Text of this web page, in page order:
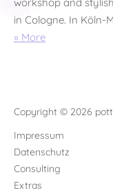
in Cologne. In Köln-
» More
Copyright © 2026
Impressum
Datenschutz
Consulting
Extras